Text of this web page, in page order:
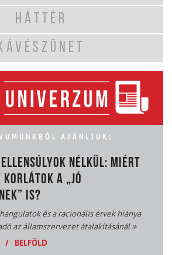
HÁTTÉR
AJÁNLJUK:
NÉLKÜL: MIÉRT
KORLÁTOK A „JÓ
IS?
és a racionális érvek hiánya
az államszervezet átalakításánál»
/ BELFÖLD